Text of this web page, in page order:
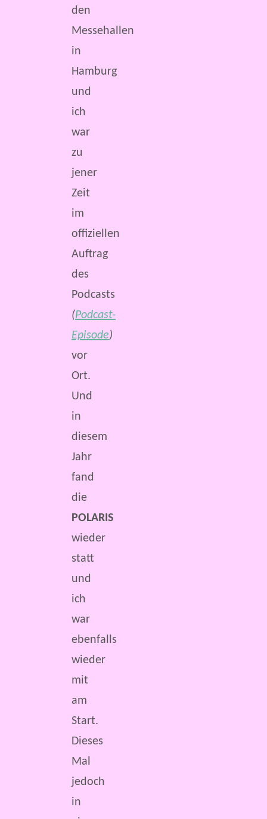
den
Messehallen
in
Hamburg
und
ich
war
zu
jener
Zeit
im
offiziellen
Auftrag
des
Podcasts
(Podcast-
Episode)
vor
Ort.
Und
in
diesem
Jahr
fand
die
POLARIS
wieder
statt
und
ich
war
ebenfalls
wieder
mit
am
Start.
Dieses
Mal
jedoch
in